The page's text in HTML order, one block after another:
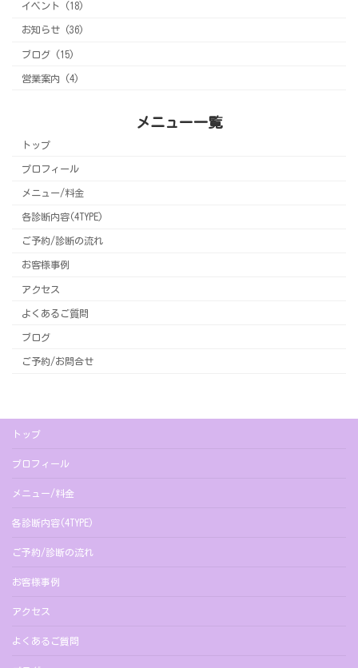
イベント (18)
お知らせ (36)
ブログ (15)
営業案内 (4)
メニュー一覧
トップ
プロフィール
メニュー/料金
各診断内容(4TYPE)
ご予約/診断の流れ
お客様事例
アクセス
よくあるご質問
ブログ
ご予約/お問合せ
トップ
プロフィール
メニュー/料金
各診断内容(4TYPE)
ご予約/診断の流れ
お客様事例
アクセス
よくあるご質問